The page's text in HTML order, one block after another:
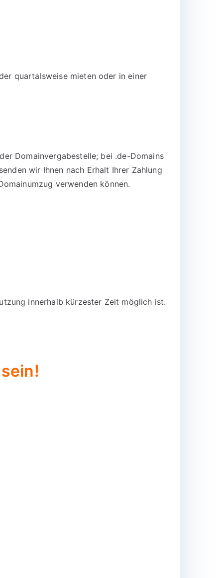
quartalsweise mieten oder in einer
Domainvergabestelle; bei .de-Domains
wir Ihnen nach Erhalt Ihrer Zahlung
verwenden können.
innerhalb kürzester Zeit möglich ist.